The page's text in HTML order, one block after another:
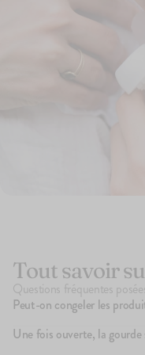
Tout savoir
Questions fréquentes
Peut-on congeler les
Nos (délicieuses) petites
Une fois ouverte, la